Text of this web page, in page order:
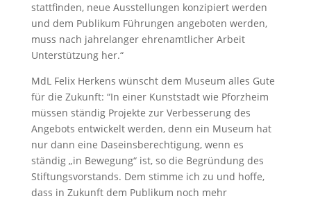
stattfinden, neue Ausstellungen konzipiert werden
und dem Publikum Führungen angeboten werden,
muss nach jahrelanger ehrenamtlicher Arbeit
Unterstützung her.“
MdL Felix Herkens wünscht dem Museum alles Gute
für die Zukunft: “In einer Kunststadt wie Pforzheim
müssen ständig Projekte zur Verbesserung des
Angebots entwickelt werden, denn ein Museum hat
nur dann eine Daseinsberechtigung, wenn es
ständig „in Bewegung“ ist, so die Begründung des
Stiftungsvorstands. Dem stimme ich zu und hoffe,
dass in Zukunft dem Publikum noch mehr